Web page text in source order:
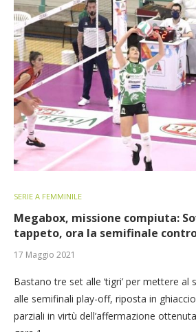
SERIE A FEMMINILE
Megabox, missione compiuta:
tappeto, ora la semifinale
17 Maggio 2021
Bastano tre set alle ‘tigri’ per mettere al
alle semifinali play-off, riposta in
parziali in virtù dell’affermazione